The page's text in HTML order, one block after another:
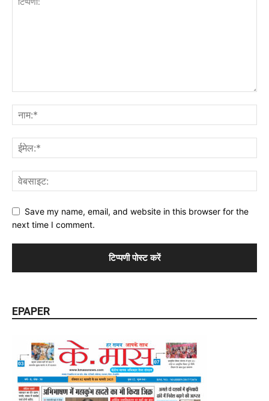
Save my name, email, and website in this browser for the
next time I comment.
EPAPER